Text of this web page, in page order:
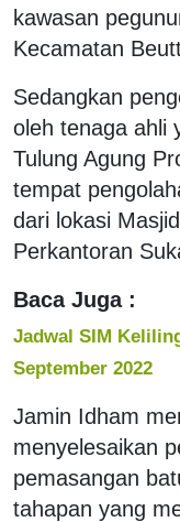
kawasan
Kecamatan
Sedangkan
oleh tenaga ahli
Tulung Agung
tempat
dari lokasi
Perkantoran
Baca Juga :
Jadwal SIM
September 2022
Jamin Idham
menyelesaikan
pemasangan
tahapan yang